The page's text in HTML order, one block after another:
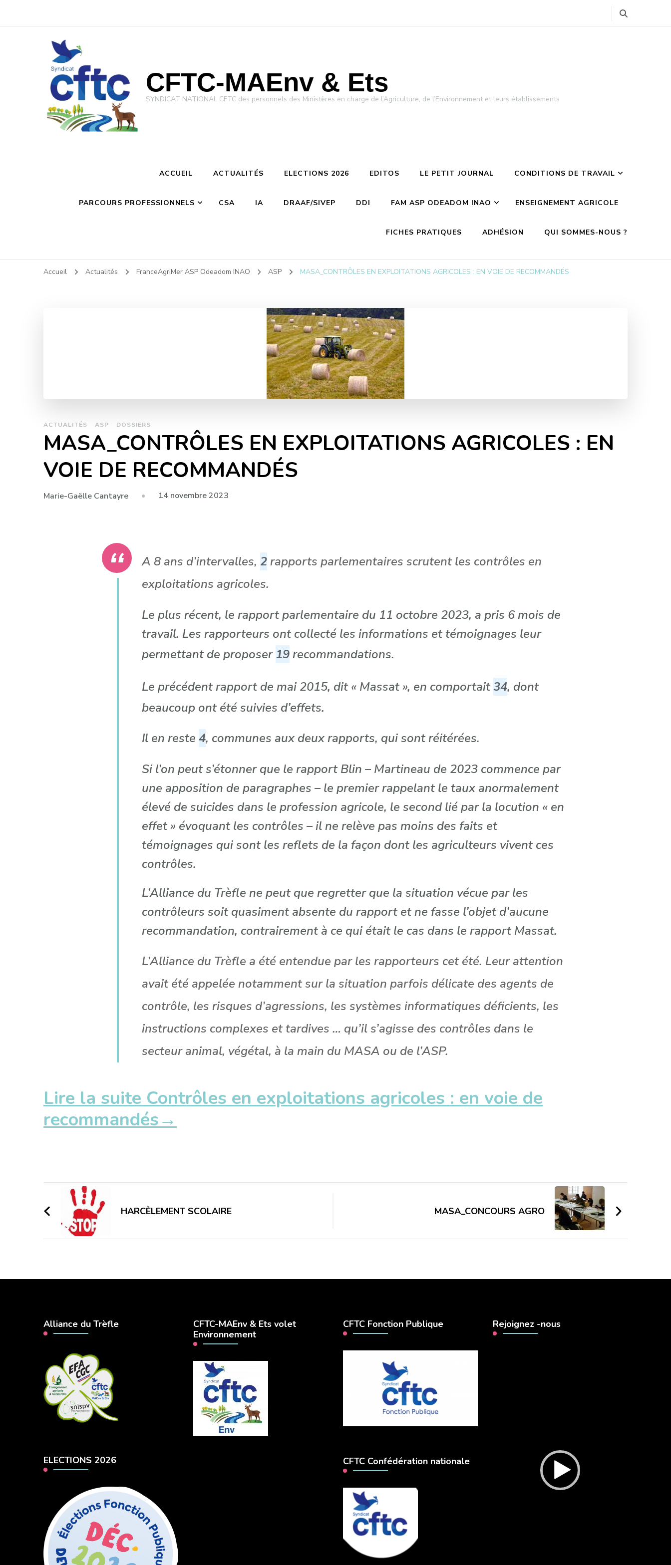
CFTC-MAEnv & Ets
SYNDICAT NATIONAL CFTC des personnels des Ministères en charge de l’Agriculture, de l’Environnement et leurs établissements
ACCUEIL ACTUALITÉS ELECTIONS 2026 EDITOS LE PETIT JOURNAL CONDITIONS DE TRAVAIL
PARCOURS PROFESSIONNELS CSA IA DRAAF/SIVEP DDI FAM ASP ODEADOM INAO ENSEIGNEMENT AGRICOLE
FICHES PRATIQUES ADHÉSION QUI SOMMES-NOUS ?
Accueil Actualités FranceAgriMer ASP Odeadom INAO ASP MASA_CONTRÔLES EN EXPLOITATIONS AGRICOLES : EN VOIE DE RECOMMANDÉS
ACTUALITÉS ASP DOSSIERS
MASA_CONTRÔLES EN EXPLOITATIONS AGRICOLES : EN
VOIE DE RECOMMANDÉS
Marie-Gaëlle Cantayre 14 novembre 2023
A 8 ans d’intervalles, 2rapports parlementaires scrutent les contrôles en
exploitations agricoles.
Le plus récent, le rapport parlementaire du 11 octobre 2023, a pris 6 mois de
travail. Les rapporteurs ont collecté les informations et témoignages leur
permettant de proposer19recommandations.
Le précédent rapport de mai 2015, dit « Massat », en comportait34, dont
beaucoup ont été suivies d’effets.
Il en reste 4, communes aux deux rapports, qui sont réitérées.
Si l’on peut s’étonner que le rapport Blin – Martineau de 2023 commence par
une apposition de paragraphes – le premier rappelant le taux anormalement
élevé de suicides dans le profession agricole, le second lié par la locution « en
effet » évoquant les contrôles – il ne relève pas moins des faits et
témoignages qui sont les reflets de la façon dont les agriculteurs vivent ces
contrôles.
L’Alliance du Trèfle ne peut que regretter que la situation vécue par les
contrôleurs soit quasiment absente du rapport et ne fasse l’objet d’aucune
recommandation, contrairement à ce qui était le cas dans le rapport Massat.
L’Alliance du Trèfle a été entendue par les rapporteurs cet été. Leur attention
avait été appelée notamment sur la situation parfois délicate des agents de
contrôle, les risques d’agressions, les systèmes informatiques déficients, les
instructions complexes et tardives … qu’il s’agisse des contrôles dans le
secteur animal, végétal, à la main du MASA ou de l’ASP.
Lire la suite Contrôles en exploitations agricoles : en voie de
recommandés→
Navigation
d'article
HARCÈLEMENT SCOLAIRE MASA_CONCOURS AGRO
Alliance du Trèfle
ELECTIONS 2026
CFTC-MAEnv & Ets volet
Environnement
CFTC Fonction Publique
CFTC Confédération nationale
Rejoignez -nous